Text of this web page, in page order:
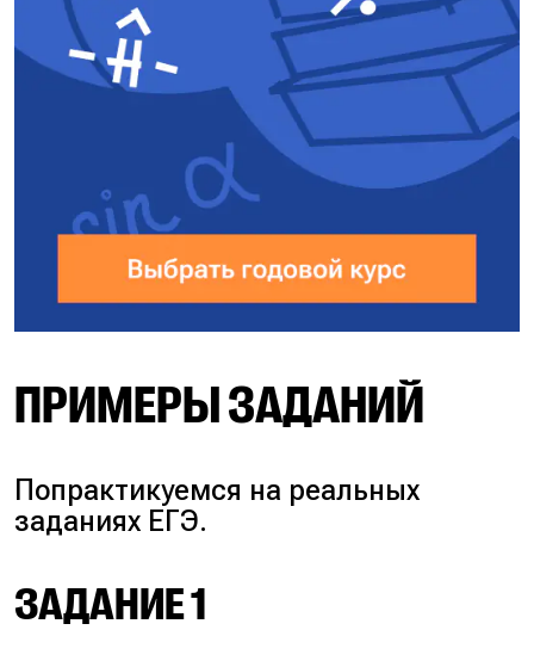
ПРИМЕРЫ ЗАДАНИЙ
Попрактикуемся на реальных
заданиях ЕГЭ.
ЗАДАНИЕ 1